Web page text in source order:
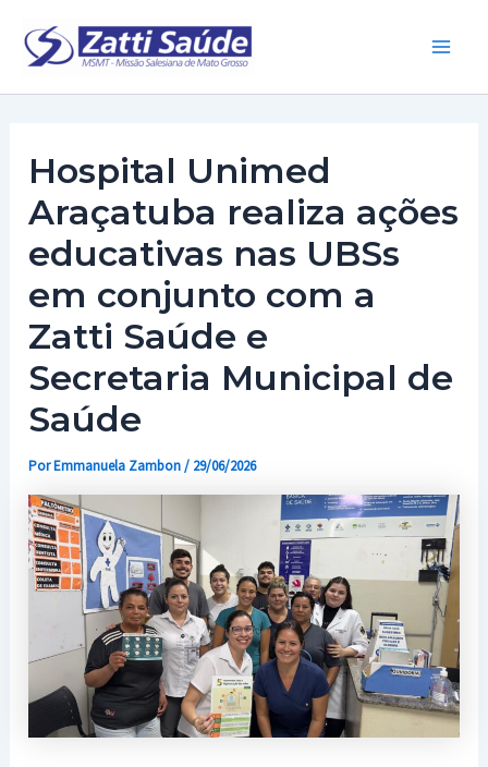
para
Hospital Unimed
Araçatuba realiza ações
educativas nas UBSs
em conjunto com a
Zatti Saúde e
Secretaria Municipal de
Saúde
PorEmmanuela Zambon/ 29/06/2026